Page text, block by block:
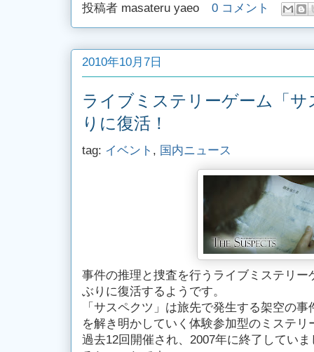
投稿者 masateru yaeo 0 コメント
2010年10月7日
ライブミステリーゲーム「
りに復活！
tag: イベント , 国内ニュース
事件の推理と捜査を行うライブミステリー
ぶりに復活するようです。
「サスペクツ」は旅先で発生する架空の
を解き明かしていく体験参加型のミステリ
過去12回開催され、2007年に終了してい